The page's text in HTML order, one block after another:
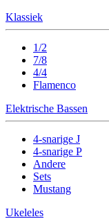
Klassiek
1/2
7/8
4/4
Flamenco
Elektrische Bassen
4-snarige J
4-snarige P
Andere
Sets
Mustang
Ukeleles